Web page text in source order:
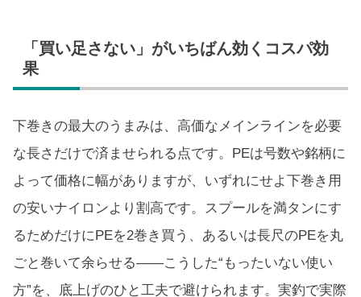
「買い足さない」がいちばん効くコスパ効
果
下巻きの最大のうまみは、高価なメインラインを必要
な長さだけで済ませられる点です。PEは号数や銘柄に
よって価格に幅がありますが、いずれにせよ下巻き用
の安いナイロンより割高です。スプールを満タンにす
るためだけにPEを2巻き買う、あるいは長尺のPEを丸
ごと巻いて余らせる——こうした“もったいない使い
方”を、底上げのひと工夫で避けられます。実釣で実際